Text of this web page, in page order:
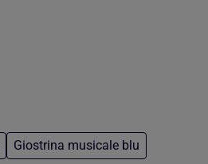
Giostrina musicale blu